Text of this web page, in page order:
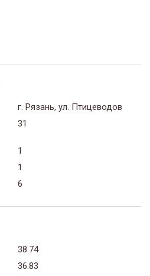
г. Рязань, ул. Птицеводов
31
1
1
6
38.74
36.83